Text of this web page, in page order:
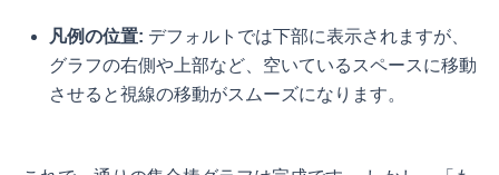
凡例の位置: デフォルトでは下部に表示されますが、
グラフの右側や上部など、空いているスペースに移動
させると視線の移動がスムーズになります。